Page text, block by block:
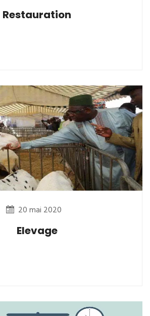
Restauration
20 mai 2020
Elevage